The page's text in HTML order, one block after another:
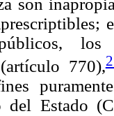
son
los
770),
del Estado